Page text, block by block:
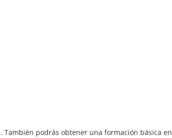
También podrás obtener una formación básica en